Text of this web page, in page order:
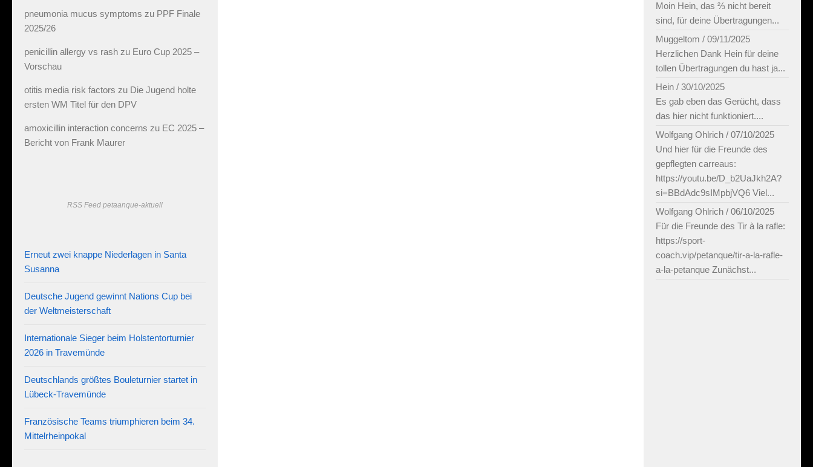
pneumonia mucus symptoms zu PPF Finale
2025/26
penicillin allergy vs rash zu Euro Cup 2025 –
Vorschau
otitis media risk factors zu Die Jugend holte
ersten WM Titel für den DPV
amoxicillin interaction concerns zu EC 2025 –
Bericht von Frank Maurer
RSS Feed petaanque-aktuell
Erneut zwei knappe Niederlagen in Santa
Susanna
Deutsche Jugend gewinnt Nations Cup bei
der Weltmeisterschaft
Internationale Sieger beim Holstentorturnier
2026 in Travemünde
Deutschlands größtes Bouleturnier startet in
Lübeck-Travemünde
Französische Teams triumphieren beim 34.
Mittelrheinpokal
Moin Hein, das ⅔ nicht bereit
sind, für deine Übertragungen...
Muggeltom / 09/11/2025
Herzlichen Dank Hein für deine
tollen Übertragungen du hast ja...
Hein / 30/10/2025
Es gab eben das Gerücht, dass
das hier nicht funktioniert....
Wolfgang Ohlrich / 07/10/2025
Und hier für die Freunde des
gepflegten carreaus:
https://youtu.be/D_b2UaJkh2A?
si=BBdAdc9sIMpbjVQ6 Viel...
Wolfgang Ohlrich / 06/10/2025
Für die Freunde des Tir à la rafle:
https://sport-
coach.vip/petanque/tir-a-la-rafle-
a-la-petanque Zunächst...